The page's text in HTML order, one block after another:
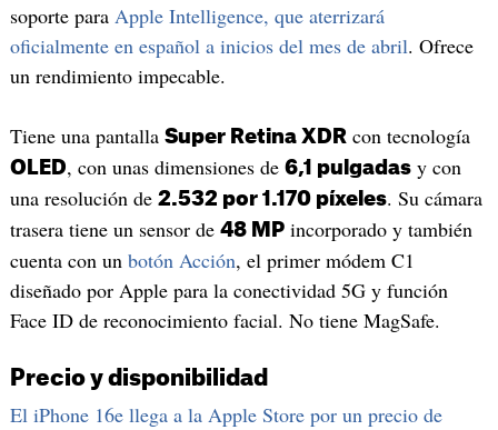
soporte para Apple Intelligence, que aterrizará
oficialmente en español a inicios del mes de abril. Ofrece
un rendimiento impecable.
Tiene una pantalla Super Retina XDR con tecnología
OLED, con unas dimensiones de 6,1 pulgadasy con
una resolución de 2.532 por 1.170 píxeles. Su cámara
trasera tiene un sensor de 48 MPincorporado y también
cuenta con un botón Acción, el primer módem C1
diseñado por Apple para la conectividad 5G y función
Face ID de reconocimiento facial. No tiene MagSafe.
Precio y disponibilidad
El iPhone 16e llega a la Apple Store por un precio de